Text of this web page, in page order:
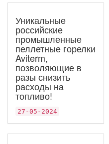
Уникальные
российские
промышленные
пеллетные горелки
Aviterm,
позволяющие в
разы снизить
расходы на
топливо!
27-05-2024